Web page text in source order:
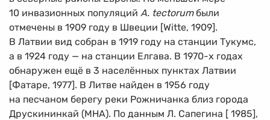
10 инвазионных популяций A. tectorumбыли
отмечены в 1909 году в Швеции [Witte, 1909].
В Латвии вид собран в 1919 году на станции Тукумс,
а в 1924 году — на станции Елгава. В 1970-х годах
обнаружен ещё в 3 населённых пунктах Латвии
[Фатаре, 1977]. В Литве найден в 1956 году
на песчаном берегу реки Рожничанка близ города
Друскининкай (МНА). По данным Л. Сапегина [ 1985],